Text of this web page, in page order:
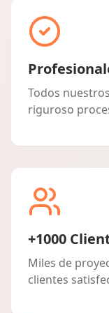
Todos
riguroso
+1000
Miles de
clientes